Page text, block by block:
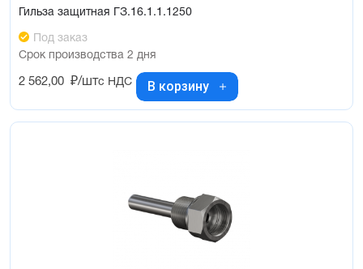
Гильза защитная ГЗ.16.1.1.1250
Под заказ
Срок производства 2 дня
2 562,00 ₽/штс НДС В корзину